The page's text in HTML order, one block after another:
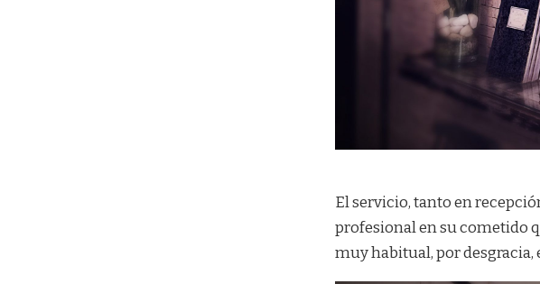
El servicio, tanto en
profesional en su cometido
muy habitual, por desgracia,